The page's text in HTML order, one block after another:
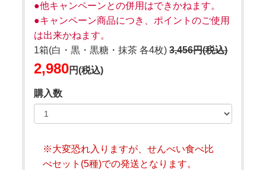
●他キャンペーンとの併用はできかねます。
●キャンペーン商品につき、ポイントのご使用
は出来かねます。
1箱(白・黒・黒糖・抹茶 各4枚)3,456円(税込)
2,980円(税込)
購入数
※大変恐れ入りますが、せんべい食べ比
べセット(5種)での発送となります。